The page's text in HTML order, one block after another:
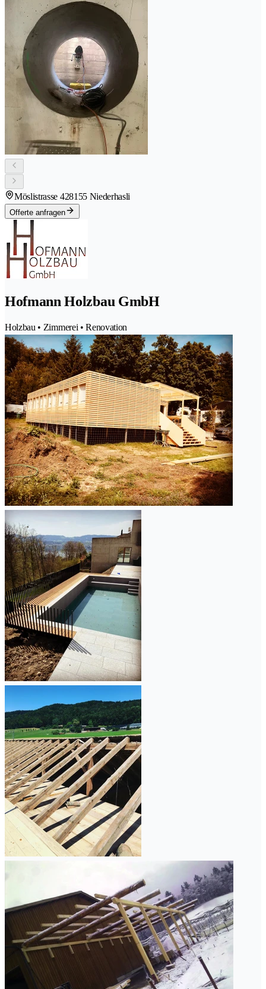
Möslistrasse 428155 Niederhasli
Offerte anfragen
Hofmann Holzbau GmbH
Holzbau • Zimmerei • Renovation